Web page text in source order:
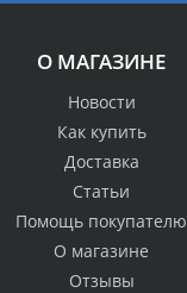
О МАГАЗИНЕ
Новости
Как купить
Доставка
Статьи
Помощь покупателю
О магазине
Отзывы